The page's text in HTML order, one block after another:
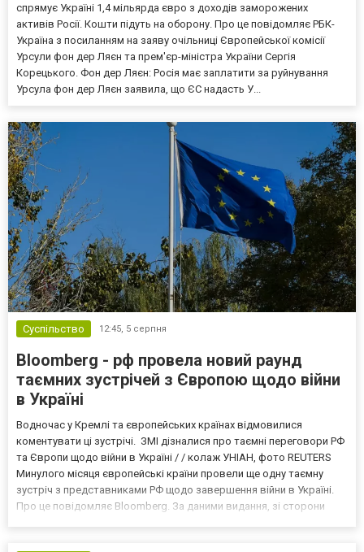
спрямує Україні 1,4 мільярда євро з доходів заморожених
активів Росії. Кошти підуть на оборону. Про це повідомляє РБК-
Україна з посиланням на заяву очільниці Європейської комісії
Урсули фон дер Ляєн та прем'єр-міністра України Сергія
Корецького. Фон дер Ляєн: Росія має заплатити за руйнування
Урсула фон дер Ляєн заявила, що ЄС надасть У...
Суспільство 12:45, 5 серпня
Bloomberg - рф провела новий раунд
таємних зустрічей з Європою щодо війни
в Україні
Водночас у Кремлі та європейських країнах відмовилися
коментувати ці зустрічі. ЗМІ дізналися про таємні переговори РФ
та Європи щодо війни в Україні / / колаж УНІАН, фото REUTERS
Минулого місяця європейські країни провели ще одну таємну
зустріч з представниками РФ щодо завершення війни в Україні.
Про це повідомляє Bloomberg. За даними видання, зі сторони